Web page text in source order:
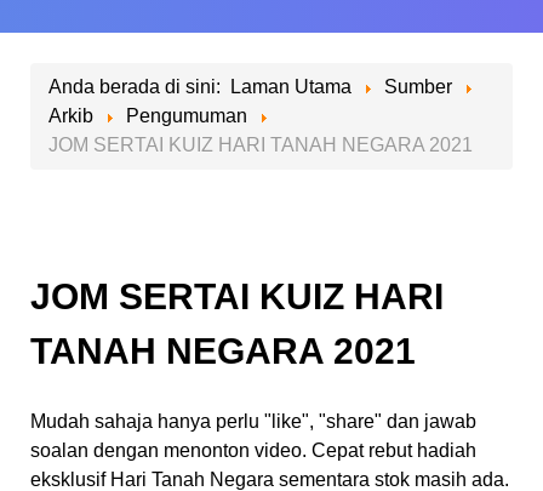
Anda berada di sini: Laman Utama
Sumber
Arkib
Pengumuman
JOM SERTAI KUIZ HARI TANAH NEGARA 2021
JOM SERTAI KUIZ HARI
TANAH NEGARA 2021
Mudah sahaja hanya perlu "like", "share" dan jawab
soalan dengan menonton video. Cepat rebut hadiah
eksklusif Hari Tanah Negara sementara stok masih ada.